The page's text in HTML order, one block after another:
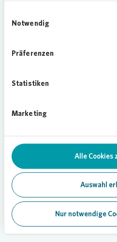
Notwendig
Präferenzen
Statistiken
Marketing
Alle Cookies
Auswahl
Nur notwendige